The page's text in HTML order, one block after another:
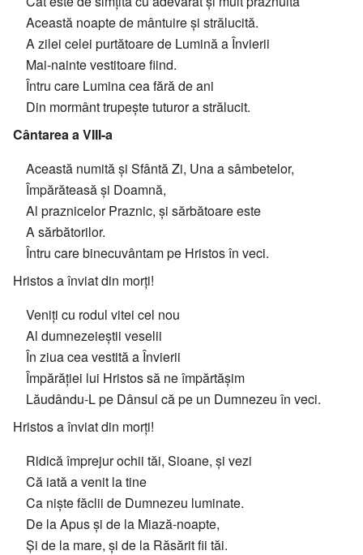
Această noapte de mântuire și strălucită.
A zilei celei purtătoare de Lumină a Învierii
Mai-nainte vestitoare fiind.
Întru care Lumina cea fără de ani
Din mormânt trupește tuturor a strălucit.
Cântarea a VIII-a
Această numită și Sfântă Zi, Una a sâmbetelor,
Împărăteasă și Doamnă,
Al praznicelor Praznic, și sărbătoare este
A sărbătorilor.
Întru care binecuvântam pe Hristos în veci.
Hristos a înviat din morți!
Veniți cu rodul vitei cel nou
Al dumnezeieștii veselii
În ziua cea vestită a Învierii
Împărăției lui Hristos să ne împărtășim
Lăudându-L pe Dânsul că pe un Dumnezeu în veci.
Hristos a înviat din morți!
Ridică împrejur ochii tăi, Sioane, și vezi
Că iată a venit la tine
Ca niște făclii de Dumnezeu luminate.
De la Apus și de la Miază-noapte,
Și de la mare, și de la Răsărit fii tăi.